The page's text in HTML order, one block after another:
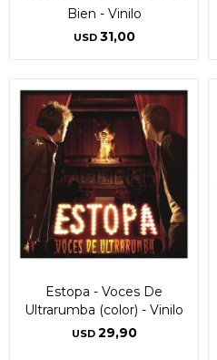
Bien - Vinilo
USD 31,00
Estopa - Voces De
Ultrarumba (color) - Vinilo
USD 29,90